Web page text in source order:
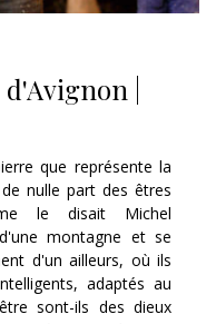
|
que représente la
nulle part des êtres
le disait Michel
montagne et se
d'un ailleurs, où ils
adaptés au
sont-ils des dieux